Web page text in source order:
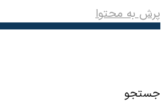
پرش به محتوا
جستجو